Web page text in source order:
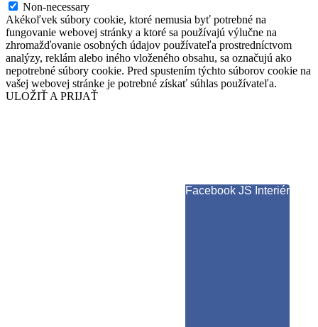
Non-necessary
Akékoľvek súbory cookie, ktoré nemusia byť potrebné na
fungovanie webovej stránky a ktoré sa používajú výlučne na
zhromažďovanie osobných údajov používateľa prostredníctvom
analýzy, reklám alebo iného vloženého obsahu, sa označujú ako
nepotrebné súbory cookie. Pred spustením týchto súborov cookie na
vašej webovej stránke je potrebné získať súhlas používateľa.
ULOŽIŤ A PRIJAŤ
Facebook JS Interiér